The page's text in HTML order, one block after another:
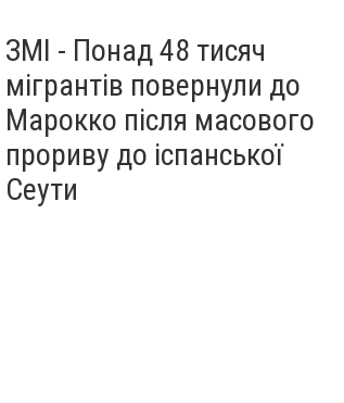
ЗМІ - Понад 48 тисяч
мігрантів повернули до
Марокко після масового
прориву до іспанської
Сеути